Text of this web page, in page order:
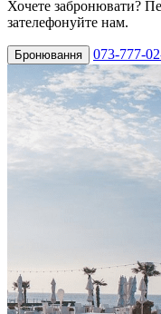
Хочете забронювати?
зателефонуйте нам.
Бронювання 073-777-